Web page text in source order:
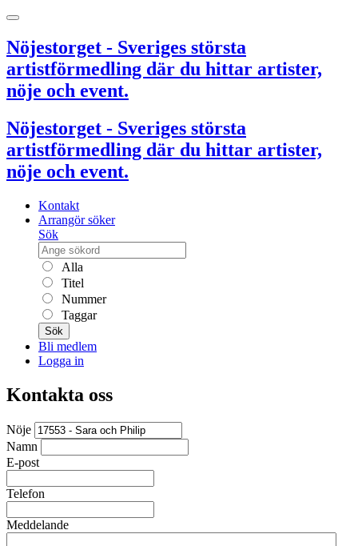
Nöjestorget - Sveriges största
artistförmedling där du hittar artister,
nöje och event.
Nöjestorget - Sveriges största
artistförmedling där du hittar artister,
nöje och event.
Kontakt
Arrangör söker
Sök
Alla
Titel
Nummer
Taggar
Sök
Bli medlem
Logga in
Kontakta oss
Nöje
Namn
E-post
Telefon
Meddelande